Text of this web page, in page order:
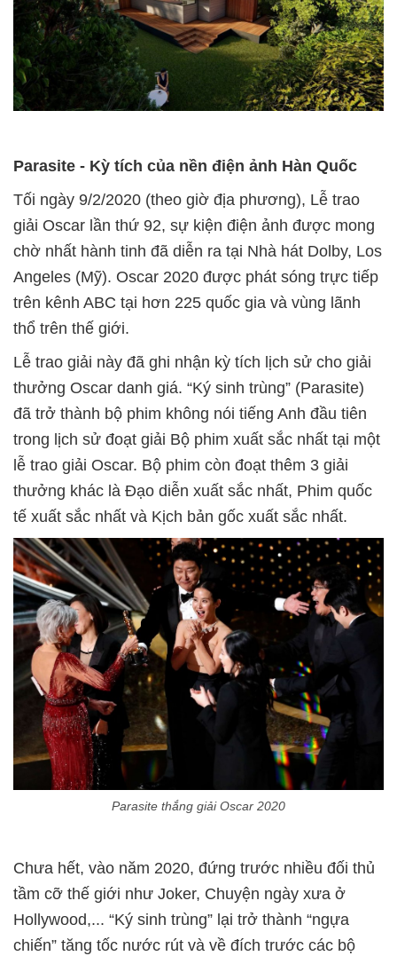
Parasite - Kỳ tích của nền điện ảnh Hàn Quốc
Tối ngày 9/2/2020 (theo giờ địa phương), Lễ trao
giải Oscar lần thứ 92, sự kiện điện ảnh được mong
chờ nhất hành tinh đã diễn ra tại Nhà hát Dolby, Los
Angeles (Mỹ). Oscar 2020 được phát sóng trực tiếp
trên kênh ABC tại hơn 225 quốc gia và vùng lãnh
thổ trên thế giới.
Lễ trao giải này đã ghi nhận kỳ tích lịch sử cho giải
thưởng Oscar danh giá. “Ký sinh trùng” (Parasite)
đã trở thành bộ phim không nói tiếng Anh đầu tiên
trong lịch sử đoạt giải Bộ phim xuất sắc nhất tại một
lễ trao giải Oscar. Bộ phim còn đoạt thêm 3 giải
thưởng khác là Đạo diễn xuất sắc nhất, Phim quốc
tế xuất sắc nhất và Kịch bản gốc xuất sắc nhất.
Parasite thắng giải Oscar 2020
Chưa hết, vào năm 2020, đứng trước nhiều đối thủ
tầm cỡ thế giới như Joker, Chuyện ngày xưa ở
Hollywood,... “Ký sinh trùng” lại trở thành “ngựa
chiến” tăng tốc nước rút và về đích trước các bộ